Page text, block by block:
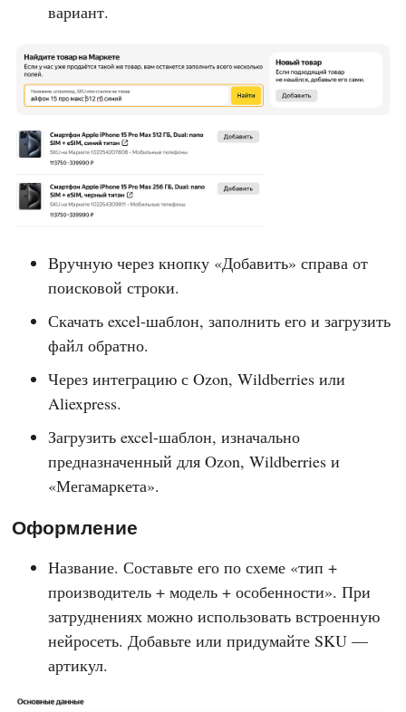
вариант.
Вручную через кнопку «Добавить» справа от
поисковой строки.
Скачать excel-шаблон, заполнить его и загрузить
файл обратно.
Через интеграцию с Ozon, Wildberries или
Aliexpress.
Загрузить excel-шаблон, изначально
предназначенный для Ozon, Wildberries и
«Мегамаркета».
Оформление
Название. Составьте его по схеме «тип +
производитель + модель + особенности». При
затруднениях можно использовать встроенную
нейросеть. Добавьте или придумайте SKU —
артикул.